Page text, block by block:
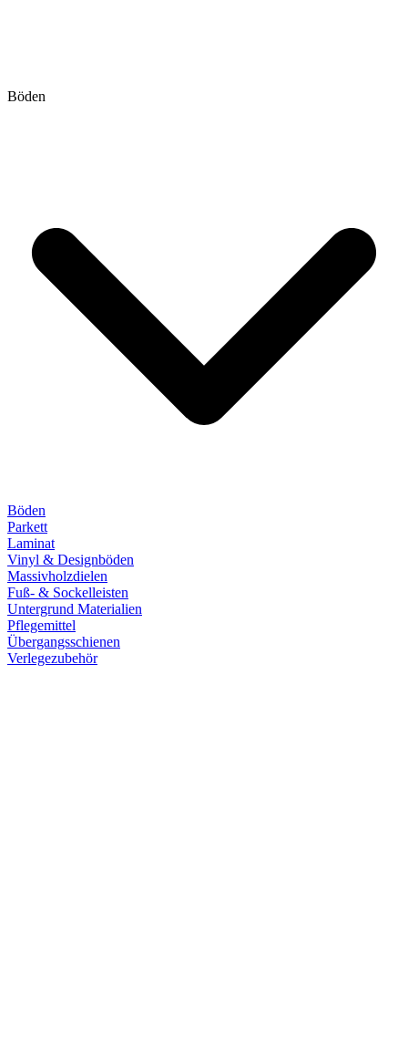
Böden
Böden
Parkett
Laminat
Vinyl & Designböden
Massivholzdielen
Fuß- & Sockelleisten
Untergrund Materialien
Pflegemittel
Übergangsschienen
Verlegezubehör